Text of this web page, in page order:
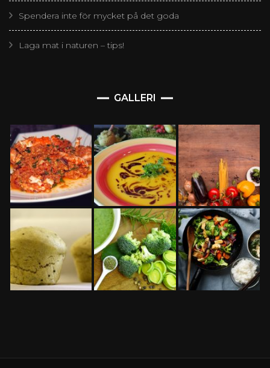
Spendera inte för mycket på det goda
Laga mat i naturen – tips!
GALLERI